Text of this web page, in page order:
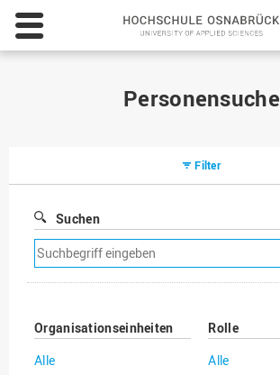
Personensuche
Filter
Suchen
Suchfilter
entfernen
Organisationseinheiten
Alle
Rolle
Alle